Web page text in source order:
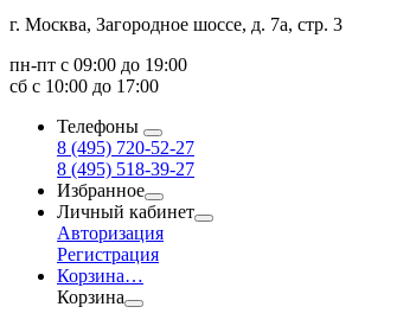
г. Москва, Загородное шоссе, д. 7а, стр. 3
пн-пт с 09:00 до 19:00
сб с 10:00 до 17:00
Телефоны
8 (495) 720-52-27
8 (495) 518-39-27
Избранное
Личный кабинет
Авторизация
Регистрация
Корзина…
Корзина